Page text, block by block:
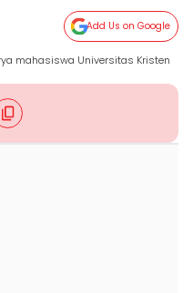
Add Us on Google
mahasiswa Universitas Kristen